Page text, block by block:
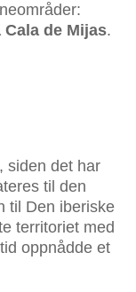
Cala de Mijas.
, siden det har
til den
til Den iberiske
territoriet med
oppnådde et